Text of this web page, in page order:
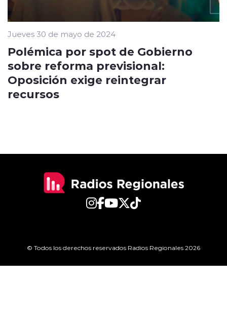
Jueves 30 de mayo de 2024
Polémica por spot de Gobierno
sobre reforma previsional:
Oposición exige reintegrar
recursos
© Todos los derechos reservados Radios Regionales 2026